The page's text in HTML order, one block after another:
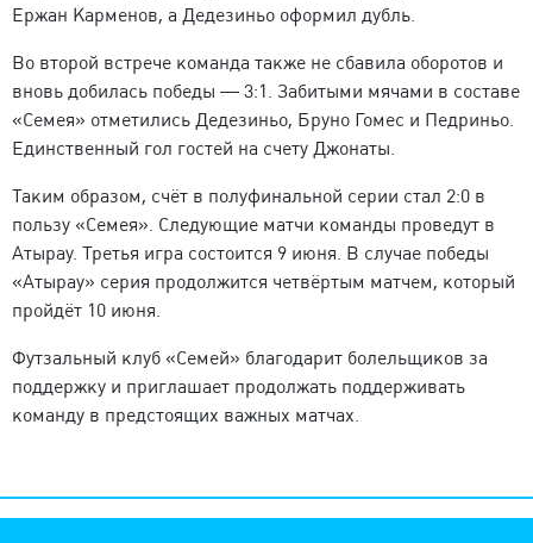
Ержан Карменов, а Дедезиньо оформил дубль.
Во второй встрече команда также не сбавила оборотов и
вновь добилась победы — 3:1. Забитыми мячами в составе
«Семея» отметились Дедезиньо, Бруно Гомес и Педриньо.
Единственный гол гостей на счету Джонаты.
Таким образом, счёт в полуфинальной серии стал 2:0 в
пользу «Семея». Следующие матчи команды проведут в
Атырау. Третья игра состоится 9 июня. В случае победы
«Атырау» серия продолжится четвёртым матчем, который
пройдёт 10 июня.
Футзальный клуб «Семей» благодарит болельщиков за
поддержку и приглашает продолжать поддерживать
команду в предстоящих важных матчах.